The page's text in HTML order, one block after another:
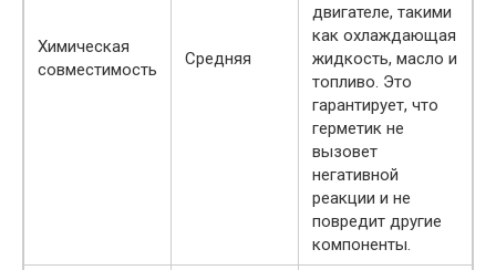
Химическая
совместимость
Средняя
двигателе, такими
как охлаждающая
жидкость, масло и
топливо. Это
гарантирует, что
герметик не
вызовет
негативной
реакции и не
повредит другие
компоненты.